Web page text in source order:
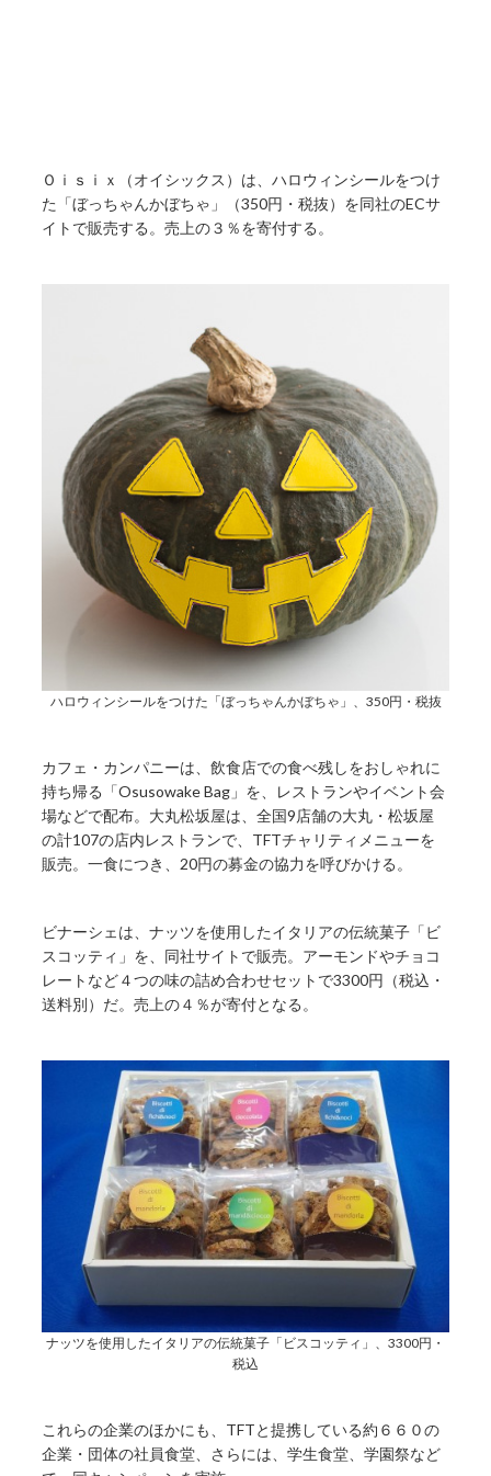
Ｏｉｓｉｘ（オイシックス）は、ハロウィンシールをつけ
た「ぼっちゃんかぼちゃ」（350円・税抜）を同社のECサ
イトで販売する。売上の３％を寄付する。
ハロウィンシールをつけた「ぼっちゃんかぼちゃ」、350円・税抜
カフェ・カンパニーは、飲食店での食べ残しをおしゃれに
持ち帰る「Osusowake Bag」を、レストランやイベント会
場などで配布。大丸松坂屋は、全国9店舗の大丸・松坂屋
の計107の店内レストランで、TFTチャリティメニューを
販売。一食につき、20円の募金の協力を呼びかける。
ビナーシェは、ナッツを使用したイタリアの伝統菓子「ビ
スコッティ」を、同社サイトで販売。アーモンドやチョコ
レートなど４つの味の詰め合わせセットで3300円（税込・
送料別）だ。売上の４％が寄付となる。
ナッツを使用したイタリアの伝統菓子「ビスコッティ」、3300円・
税込
これらの企業のほかにも、TFTと提携している約６６０の
企業・団体の社員食堂、さらには、学生食堂、学園祭など